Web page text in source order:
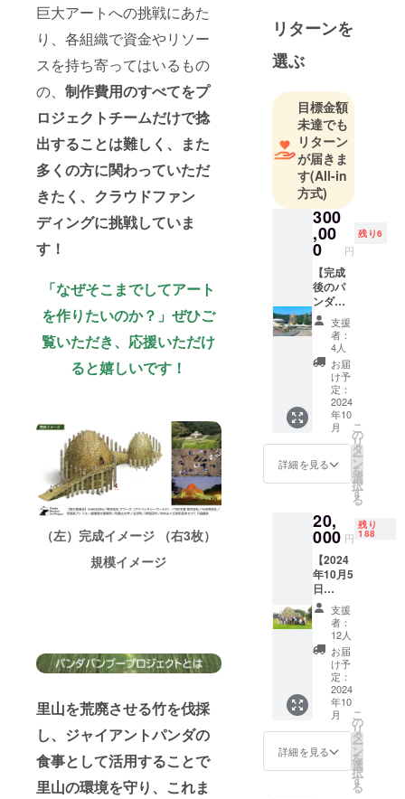
巨大アートへの挑戦にあた
り、各組織で資金やリソー
スを持ち寄ってはいるもの
の、 制作費用のすべてをプ
ロジェクトチームだけで捻
出することは難しく、また
多くの方に関わっていただ
きたく、クラウドファン
ディングに挑戦していま
す！
「なぜそこまでしてアート
を作りたいのか？」ぜひご
覧いただき、応援いただけ
ると嬉しいです！
（左）完成イメージ （右3枚）
規模イメージ
里山を荒廃させる竹を伐採
し、ジャイアントパンダの
食事として活用することで
里山の環境を守り、これま
するために
結成された
プロジェク
トチームで
す。
竹あかり演
出家の池田
親生実行委
員長を筆頭
に、産官学
連携でプロ
ジェクトを
推進してい
ます。
CHIKAKEN
／株式会社
アワーズ
（アドベン
チャーワー
ルド）／TSP
太陽 株式会
社／HI合同
会社／安部
一級建築士
事務所／和
歌山大学／
白浜町／岸
和田市／ゆ
めみヶ丘岸
和田まちづ
くり協議会
リターンを
選ぶ
目標金額
未達でも
リターン
が届きま
す(All-in
方式)
300
,00
0 円
残り6
【完成
後のパ
ンダバ
ンブー
アート
空間の
利用
権！
（土日
祝また
は休園
日、1日
終
日）】
※好評に
所：ア
ドベン
チャー
ワール
ド 時
間：
10:00-
17:00
日程：
購入
後、ご
希望日
に応じ
て調整
有効期
限：
2025年
支援
者：
4人
お届
け予
定：
2024
年10
月
詳細を見る
こ
の
リ
タ
ー
ン
を
選
択
す
る
20,
000 円
残り
188
【2024
年10月5
日
（土）1
日入園
券＋完
成披露
パー
ティー
へのご
待！】
パンダ
バン
ブー
支援
者：
12人
お届
け予
定：
2024
年10
月
詳細を見る
こ
の
リ
タ
ー
ン
を
選
択
す
る